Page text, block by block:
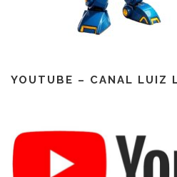
YOUTUBE – CANAL LUIZ